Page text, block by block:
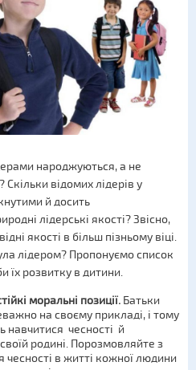
народжуються, а не
відомих лідерів у
й досить
лідерські якості? Звісно,
якості в більш пізньому віці.
лідером? Пропонуємо список
їх розвитку в дитини.
моральні позиції. Батьки
на своєму прикладі, і тому
навчитися чесності й
родині. Порозмовляйте з
в житті кожної людини